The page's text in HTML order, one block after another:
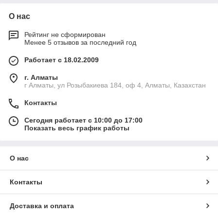
О нас
Рейтинг не сформирован
Менее 5 отзывов за последний год
Работает с 18.02.2009
г. Алматы
г Алматы, ул Розыбакиева 184, оф 4, Алматы, Казахстан
Контакты
Сегодня работает с 10:00 до 17:00
Показать весь график работы
О нас
Контакты
Доставка и оплата